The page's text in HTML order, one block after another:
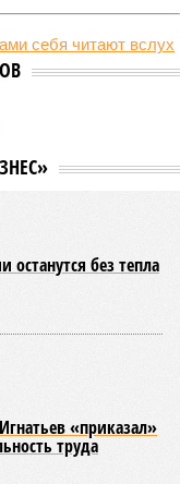
реализуются меры,
керешу.
также утвердили
Согласно
и
международного
Чувашии.
разрядная сетка
третьего
в мастера
системность
ориентиры
квалификации.
единоборство,